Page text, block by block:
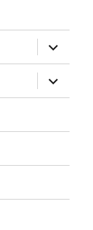
mở
rộng
trình
đơn
con
mở
rộng
trình